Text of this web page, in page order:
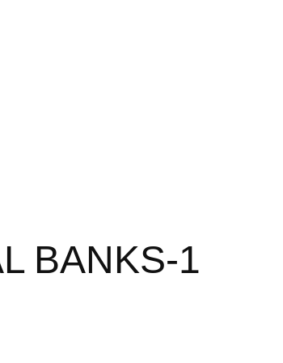
BANKS-1